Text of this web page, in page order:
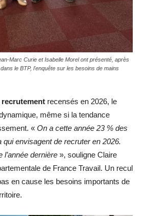
Marc Curie et Isabelle Morel ont présenté, après
le BTP, l'enquête sur les besoins de mains
recrutement recensés en 2026, le
même si la tendance
« On a cette année 23 % des
envisagent de recruter en 2026.
l’année dernière », souligne Claire
de France Travail. Un recul
en cause les besoins importants de